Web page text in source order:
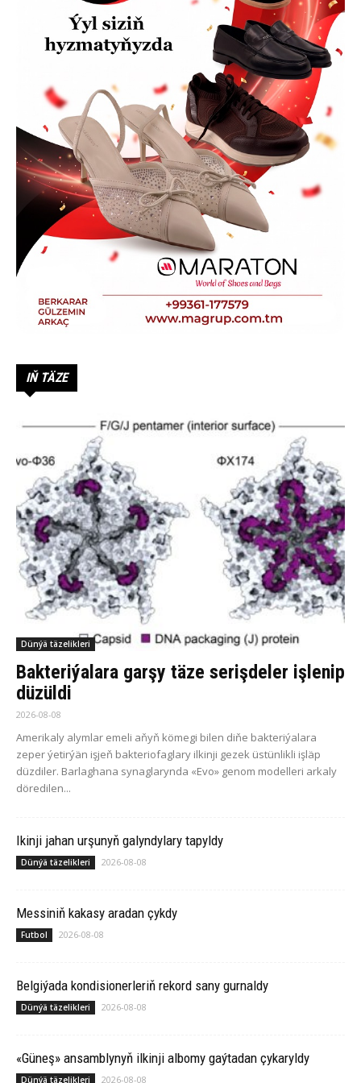
IŇ TÄZE
Dünýä täzelikleri
Bakteriýalara garşy täze serişdeler işlenip
düzüldi
2026-08-08
Amerikaly alymlar emeli aňyň kömegi bilen diňe bakteriýalara
zeper ýetirýän işjeň bakteriofaglary ilkinji gezek üstünlikli işläp
düzdiler. Barlaghana synaglarynda «Evo» genom modelleri arkaly
döredilen...
Ikinji jahan urşunyň galyndylary tapyldy
Dünýä täzelikleri 2026-08-08
Messiniň kakasy aradan çykdy
Futbol 2026-08-08
Belgiýada kondisionerleriň rekord sany gurnaldy
Dünýä täzelikleri 2026-08-08
«Güneş» ansamblynyň ilkinji albomy gaýtadan çykaryldy
Dünýä täzelikleri 2026-08-08